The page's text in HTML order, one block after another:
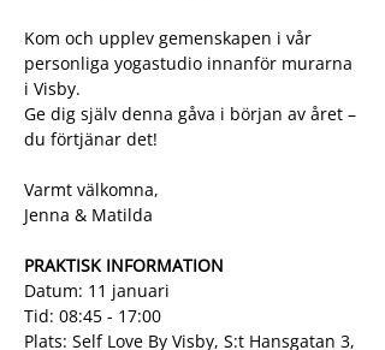
Kom och upplev gemenskapen i vår
personliga yogastudio innanför murarna
i Visby.
Ge dig själv denna gåva i början av året –
du förtjänar det!
Varmt välkomna,
Jenna & Matilda
PRAKTISK INFORMATION
Datum: 11 januari
Tid: 08:45 - 17:00
Plats: Self Love By Visby, S:t Hansgatan 3,